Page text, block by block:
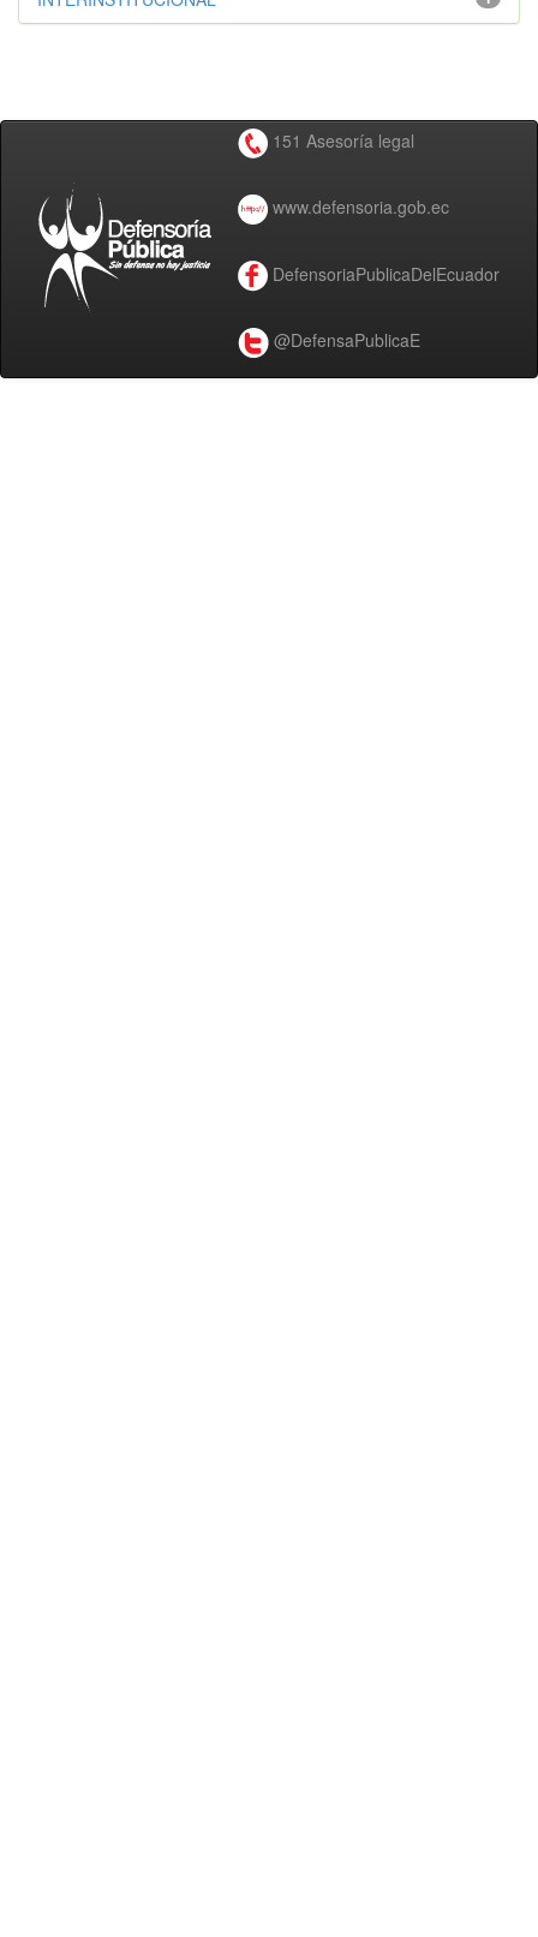
151 Asesoría legal
www.defensoria.gob.ec
DefensoriaPublicaDelEcuador
@DefensaPublicaE